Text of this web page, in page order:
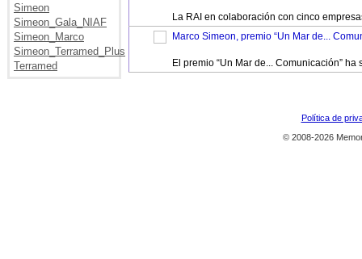
Simeon
Simeon_Gala_NIAF
Simeon_Marco
Simeon_Terramed_Plus
Terramed
La RAI en colaboración con cinco
Marco Simeon, premio “Un Mar de...
El premio “Un Mar de... Comunicación”
Política de
© 2008-2026